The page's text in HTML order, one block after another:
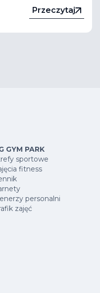
Przeczytaj
GYM PARK
sportowe
fitness
personalni
zajęć